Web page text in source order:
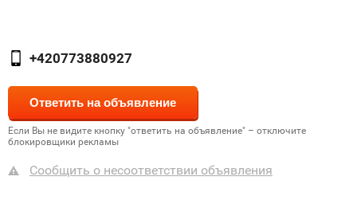
+420773880927
Если Вы не видите кнопку "ответить на объявление" – отключите
блокировщики рекламы
Сообщить о несоответствии объявления